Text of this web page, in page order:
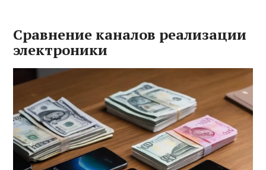
Сравнение каналов реализации
электроники